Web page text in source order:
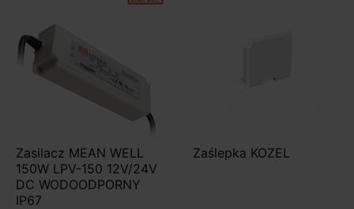
Zasilacz MEAN WELL
150W LPV-150 12V/24V
DC WODOODPORNY
IP67
Zaślepka KOZEL